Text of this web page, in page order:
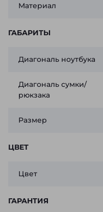
Материал
ГАБАРИТЫ
Диагональ ноутбука
Диагональ сумки/
рюкзака
Размер
ЦВЕТ
Цвет
ГАРАНТИЯ